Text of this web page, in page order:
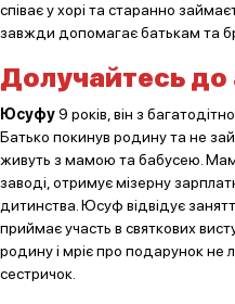
співає у хорі та старанно
завжди допомагає батькам та
Долучайтесь до
Юсуфу9 років, він з
Батько покинув родину та не
живуть з мамою та бабусею.
заводі, отримує мізерну
дитинства. Юсуф відвідує
приймає участь в святкових
родину і мріє про подарунок не
сестричок.